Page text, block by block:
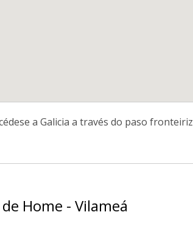
a Galicia a través do paso
Home - Vilameá